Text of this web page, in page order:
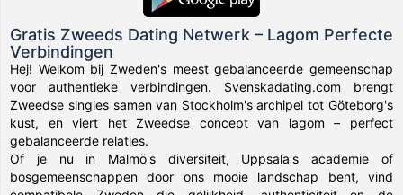
Gratis Zweeds Dating Netwerk – Lagom Perfecte
Verbindingen
Hej! Welkom bij Zweden's meest gebalanceerde gemeenschap
voor authentieke verbindingen. Svenskadating.com brengt
Zweedse singles samen van Stockholm's archipel tot Göteborg's
kust, en viert het Zweedse concept van lagom – perfect
gebalanceerde relaties.
Of je nu in Malmö's diversiteit, Uppsala's academie of
bosgemeenschappen door ons mooie landschap bent, vind